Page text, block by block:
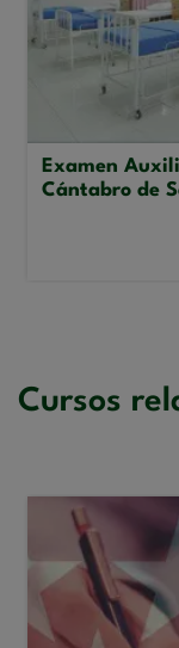
Examen
Cántabro de
Cursos